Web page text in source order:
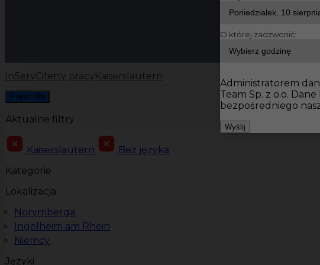
InServOferty pracy Kaiserslautern
Pokaż filtr
Aktualne filtry
Kaiserslautern
Bez języka
Kategorie
Lokalizacja
Norymberga
Ingelheim am Rhein
Niemcy
Języki
O której zadzwonić:
Administratorem
Team Sp. z o.o.
bezpośredniego
Wyślij